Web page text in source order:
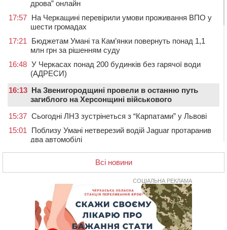
дрова” онлайн
17:57 На Черкащині перевірили умови проживання ВПО у
шести громадах
17:21
Бюджетам Умані та Кам’янки повернуть понад 1,1
млн грн за рішенням суду
16:48 У Черкасах понад 200 будинків без гарячої води
(АДРЕСИ)
16:13 На Звенигородщині провели в останню путь
загиблого на Херсонщині військового
15:37 Сьогодні ЛНЗ зустрінеться з “Карпатами” у Львові
15:01
Поблизу Умані нетверезий водій Jaguar протаранив
два автомобілі
солдатом, які загинули на війні
У Жашкові чоловік погрожував людям гранатою і
зберігав вдома схрон боєприпасів
У Черкасах екологи виявили скид забрудненої рідини
в Дніпро
Всі новини
СОЦІАЛЬНА РЕКЛАМА